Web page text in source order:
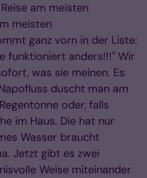
am meisten
meisten
ganz vorn in der Liste:
funktioniert anders!!!" Wir
was sie meinen. Es
duscht man am
oder, falls
im Haus. Die hat nur
Wasser braucht
Jetzt gibt es zwei
Weise miteinander